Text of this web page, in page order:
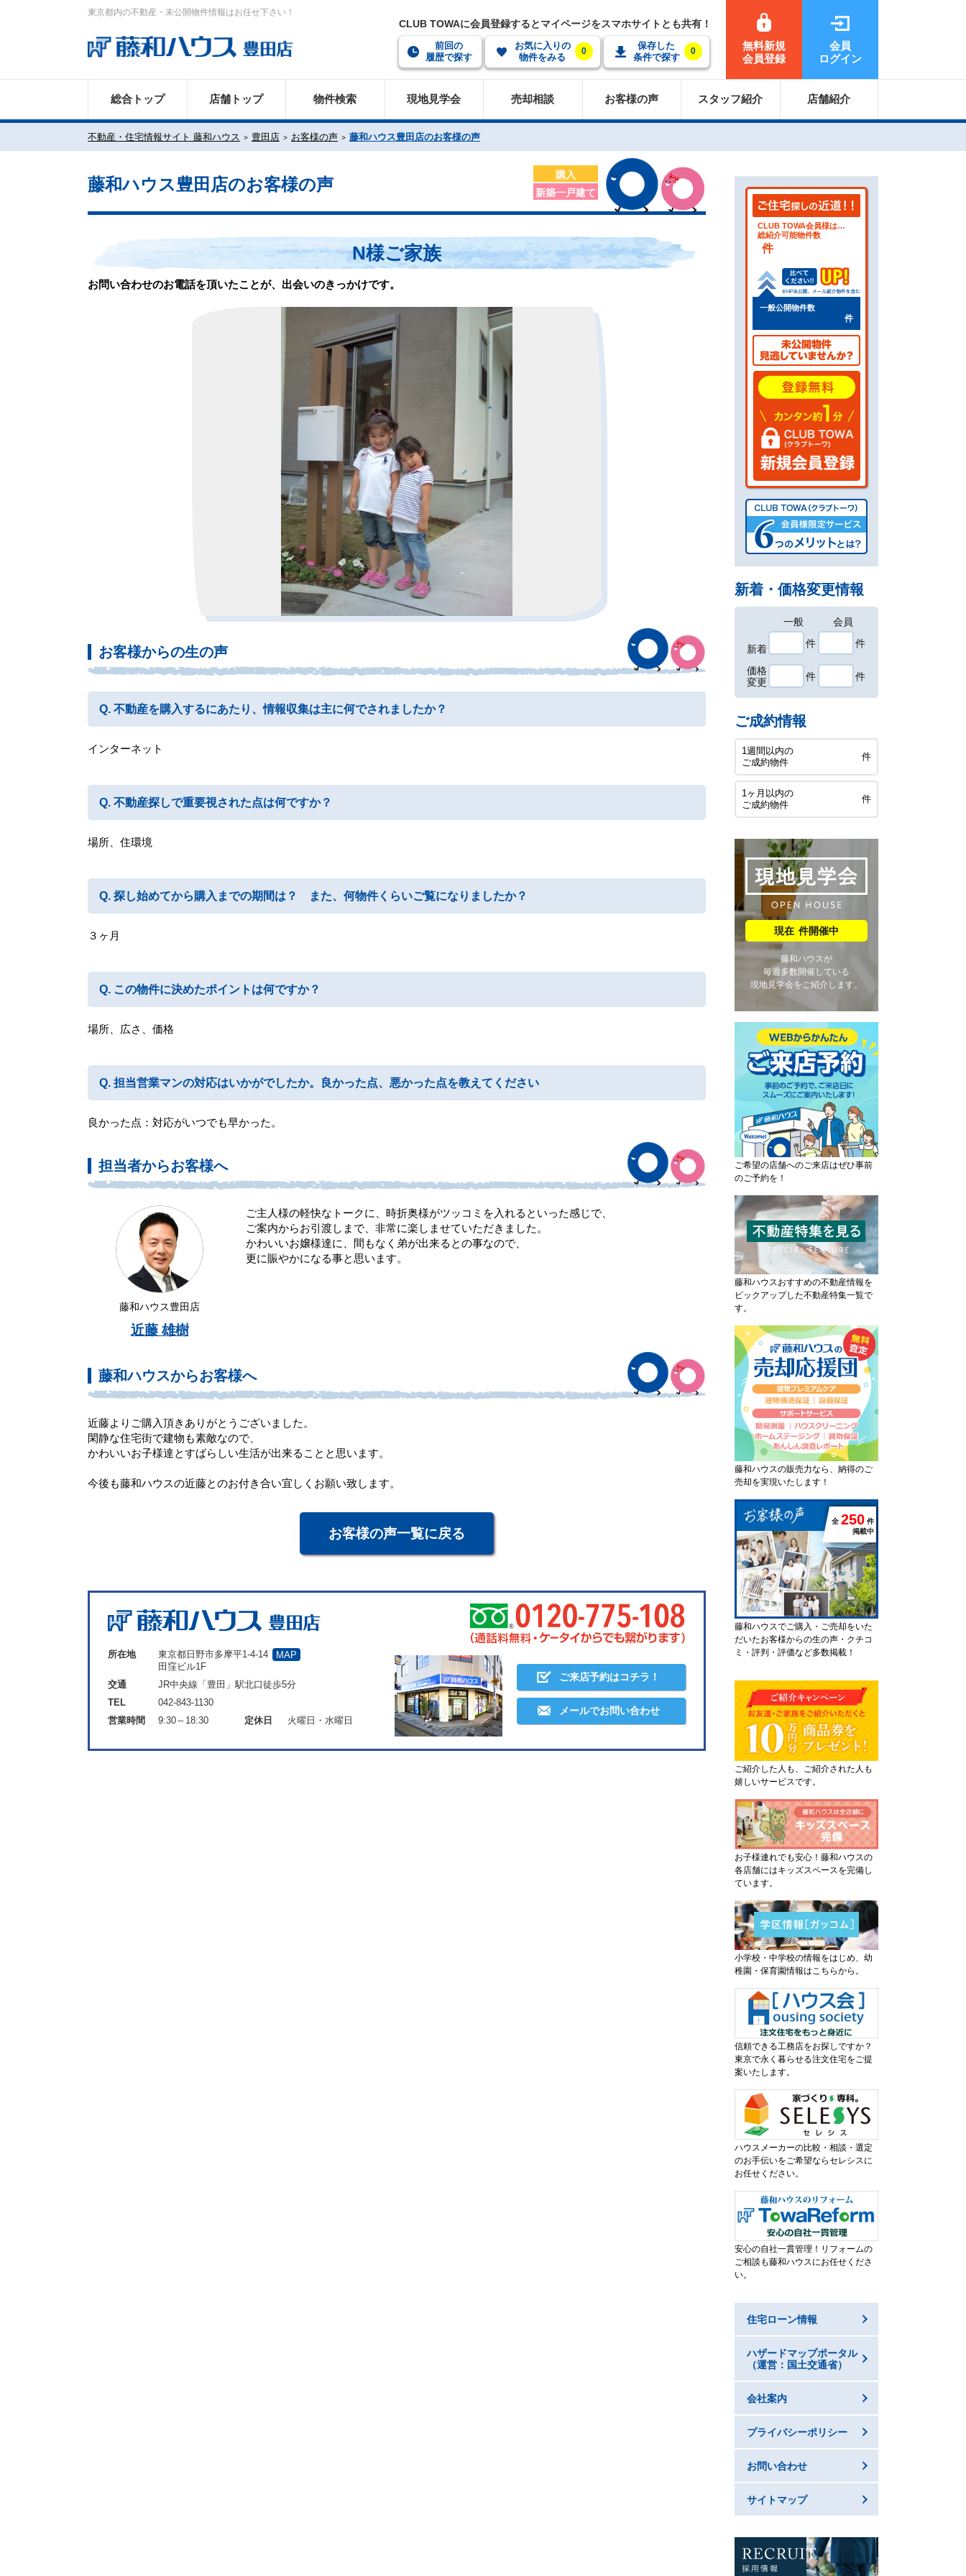
東京都内の不動産・未公開物件情報はお任せ下さい！
CLUB TOWAに会員登録するとマイページをスマホサイトとも共有！
前回の
履歴で探す
お気に入りの
物件をみる
0
保存した
条件で探す
0
無料新規
会員登録
会員
ログイン
総合トップ 店舗トップ 物件検索 現地見学会 売却相談 お客様の声 スタッフ紹介 店舗紹介
不動産・住宅情報サイト 藤和ハウス 豊田店 お客様の声 藤和ハウス豊田店のお客様の声
藤和ハウス豊田店のお客様の声
購入
新築一戸建て
N様ご家族
お問い合わせのお電話を頂いたことが、出会いのきっかけです。
お客様からの生の声
不動産を購入するにあたり、情報収集は主に何でされましたか？
インターネット
不動産探しで重要視された点は何ですか？
場所、住環境
探し始めてから購入までの期間は？ また、何物件くらいご覧になりましたか？
３ヶ月
この物件に決めたポイントは何ですか？
場所、広さ、価格
担当営業マンの対応はいかがでしたか。良かった点、悪かった点を教えてください
良かった点：対応がいつでも早かった。
担当者からお客様へ
藤和ハウス豊田店
近藤 雄樹
ご主人様の軽快なトークに、時折奥様がツッコミを入れるといった感じで、
ご案内からお引渡しまで、非常に楽しませていただきました。
かわいいお嬢様達に、間もなく弟が出来るとの事なので、
更に賑やかになる事と思います。
藤和ハウスからお客様へ
近藤よりご購入頂きありがとうございました。
閑静な住宅街で建物も素敵なので、
かわいいお子様達とすばらしい生活が出来ることと思います。
今後も藤和ハウスの近藤とのお付き合い宜しくお願い致します。
お客様の声一覧に戻る
所在地
東京都日野市多摩平1-4-14
田窪ビル1F
MAP
交通
JR中央線「豊田」駅北口徒歩5分
TEL
042-843-1130
営業時間
9:30～18:30 定休日 火曜日・水曜日
ご来店予約はコチラ！
メールでお問い合わせ
CLUB TOWA会員様は…
総紹介可能物件数
件
一般公開物件数
件
新着・価格変更情報
一般 会員
新着
件 件
価格
変更
件 件
ご成約情報
1週間以内の
ご成約物件
件
1ヶ月以内の
ご成約物件
件
件開催中
藤和ハウスが
毎週多数開催している
現地見学会をご紹介します。
ご希望の店舗へのご来店はぜひ事前
のご予約を！
藤和ハウスおすすめの不動産情報を
ピックアップした不動産特集一覧で
す。
藤和ハウスの販売力なら、納得のご
売却を実現いたします！
全 250 件
掲載中
藤和ハウスでご購入・ご売却をいた
だいたお客様からの生の声・クチコ
ミ・評判・評価など多数掲載！
ご紹介した人も、ご紹介された人も
嬉しいサービスです。
お子様連れでも安心！藤和ハウスの
各店舗にはキッズスペースを完備し
ています。
小学校・中学校の情報をはじめ、幼
稚園・保育園情報はこちらから。
信頼できる工務店をお探しですか？
東京で永く暮らせる注文住宅をご提
案いたします。
ハウスメーカーの比較・相談・選定
のお手伝いをご希望ならセレシスに
お任せください。
安心の自社一貫管理！リフォームの
ご相談も藤和ハウスにお任せくださ
い。
住宅ローン情報
ハザードマップポータル
（運営：国土交通省）
会社案内
プライバシーポリシー
お問い合わせ
サイトマップ